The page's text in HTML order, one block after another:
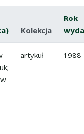
Kolekcja
Rok
gleb oraz wieku
artykuł 1988